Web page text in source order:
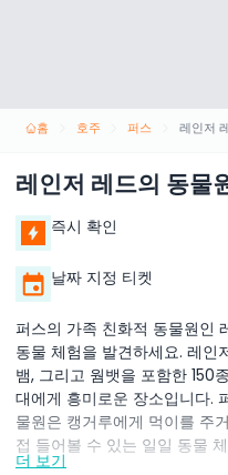
홈 호주 퍼스
레인저 레드의 동물
즉시 확인
날짜 지정 티켓
퍼스의 가족 친화적 동물원인
동물 체험을 발견하세요. 레인
뱀, 그리고 웜뱃을 포함한 150
대에게 흥미로운 장소입니다.
물원은 캥거루에게 먹이를 주
접 들어볼 수 있는 일일 동물
더 보기